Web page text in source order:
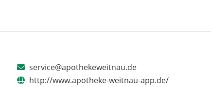
service@apothekeweitnau.de
http://www.apotheke-weitnau-app.de/